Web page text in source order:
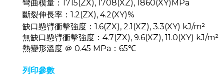
彎曲模量：1715(ZX), 1708(XZ), 1860(XY)MPa
斷裂伸長率：1.2(ZX), 4.2(XY)%
缺口懸臂衝擊強度：1.6(ZX), 2.1(XZ), 3.3(XY) kJ/m²
無缺口懸臂衝擊強度：4.7(ZX), 9.6(XZ), 11.0(XY) kJ/m²
熱變形溫度 ＠ 0.45 MPa：65℃
列印參數